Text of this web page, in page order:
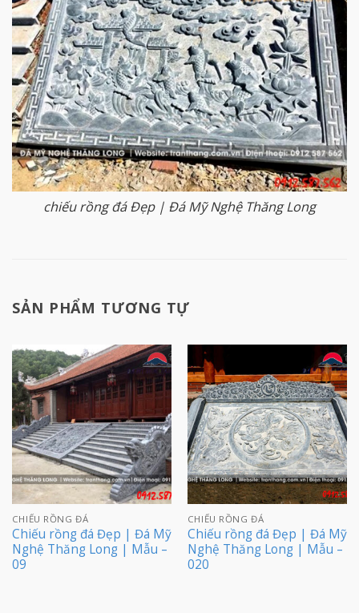
chiếu rồng đá Đẹp | Đá Mỹ Nghệ Thăng Long
SẢN PHẨM TƯƠNG TỰ
CHIẾU RỒNG ĐÁ
Chiếu rồng đá Đẹp | Đá Mỹ
Nghệ Thăng Long | Mẫu –
09
CHIẾU RỒNG ĐÁ
Chiếu rồng đá Đẹp | Đá Mỹ
Nghệ Thăng Long | Mẫu –
020